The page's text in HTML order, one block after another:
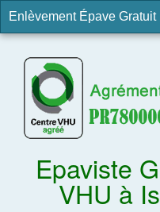
Enlèvement Épave Gratuit
Epaviste
VHU à